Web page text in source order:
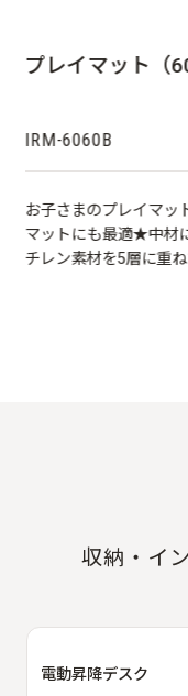
プレイマット（
IRM-6060B
お子さまのプレイマッ
マットにも最適★中材
チレン素材を5層に重
収納・イ
電動昇降デスク